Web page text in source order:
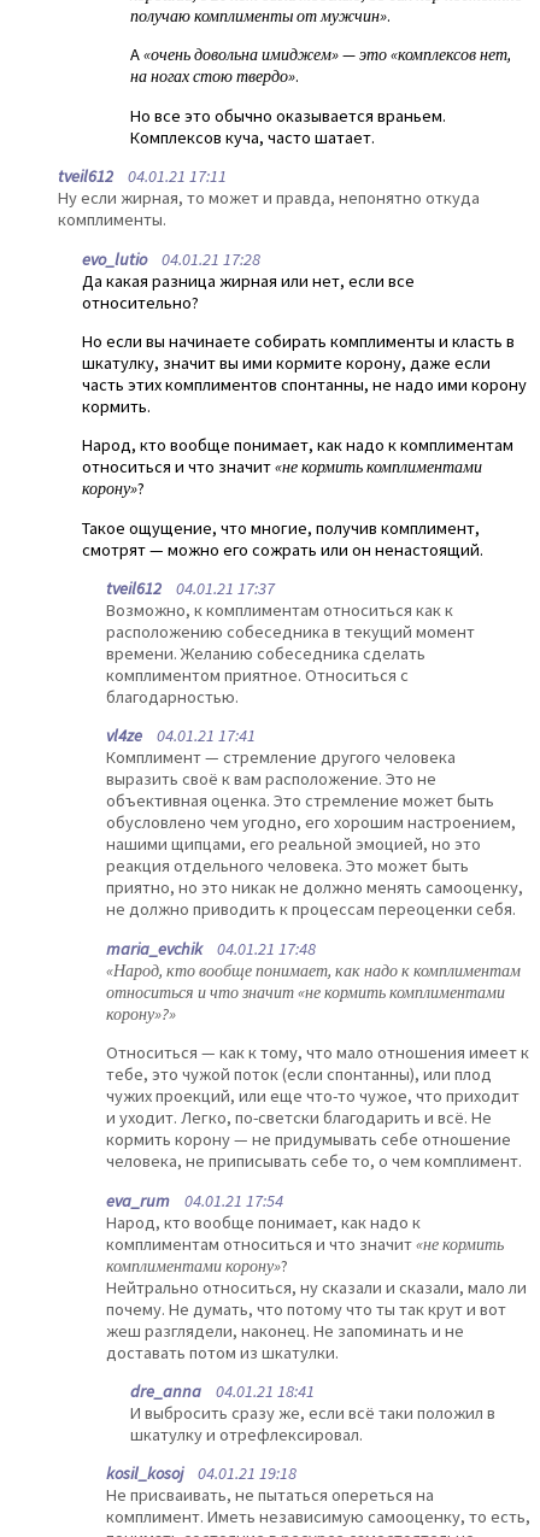
получаю комплименты от мужчин».
А«очень довольна имиджем» — это «комплексов нет,
на ногах стою твердо».
Но все это обычно оказывается враньем.
Комплексов куча, часто шатает.
tveil612 04.01.21 17:11
Ну если жирная, то может и правда, непонятно откуда
комплименты.
evo_lutio04.01.21 17:28
Да какая разница жирная или нет, если все
относительно?
Но если вы начинаете собирать комплименты и класть в
шкатулку, значит вы ими кормите корону, даже если
часть этих комплиментов спонтанны, не надо ими корону
кормить.
Народ, кто вообще понимает, как надо к комплиментам
относиться и что значит«не кормить комплиментами
корону»?
Такое ощущение, что многие, получив комплимент,
смотрят — можно его сожрать или он ненастоящий.
tveil612 04.01.21 17:37
Возможно, к комплиментам относиться как к
расположению собеседника в текущий момент
времени. Желанию собеседника сделать
комплиментом приятное. Относиться с
благодарностью.
vl4ze 04.01.21 17:41
Комплимент — стремление другого человека
выразить своё к вам расположение. Это не
объективная оценка. Это стремление может быть
обусловлено чем угодно, его хорошим настроением,
нашими щипцами, его реальной эмоцией, но это
реакция отдельного человека. Это может быть
приятно, но это никак не должно менять самооценку,
не должно приводить к процессам переоценки себя.
maria_evchik04.01.21 17:48
«Народ, кто вообще понимает, как надо к комплиментам
относиться и что значит «не кормить комплиментами
корону»?»
Относиться — как к тому, что мало отношения имеет к
тебе, это чужой поток (если спонтанны), или плод
чужих проекций, или еще что-то чужое, что приходит
и уходит. Легко, по-светски благодарить и всё. Не
кормить корону — не придумывать себе отношение
человека, не приписывать себе то, о чем комплимент.
eva_rum 04.01.21 17:54
Народ, кто вообще понимает, как надо к
комплиментам относиться и что значит«не кормить
комплиментами корону»?
Нейтрально относиться, ну сказали и сказали, мало ли
почему. Не думать, что потому что ты так крут и вот
жеш разглядели, наконец. Не запоминать и не
доставать потом из шкатулки.
dre_anna 04.01.21 18:41
И выбросить сразу же, если всё таки положил в
шкатулку и отрефлексировал.
kosil_kosoj04.01.21 19:18
Не присваивать, не пытаться опереться на
комплимент. Иметь независимую самооценку, то есть,